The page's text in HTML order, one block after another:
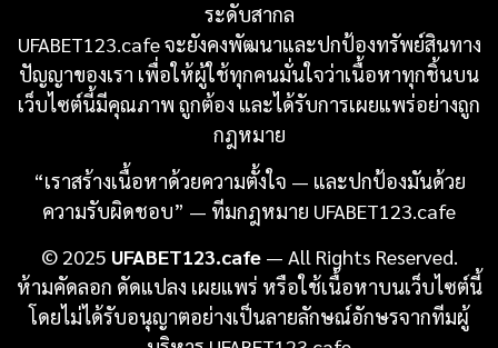
ระดับสากล
UFABET123.cafe จะยังคงพัฒนาและปกป้องทรัพย์สินทาง
ปัญญาของเรา เพื่อให้ผู้ใช้ทุกคนมั่นใจว่าเนื้อหาทุกชิ้นบน
เว็บไซต์นี้มีคุณภาพ ถูกต้อง และได้รับการเผยแพร่อย่างถูก
กฎหมาย
“เราสร้างเนื้อหาด้วยความตั้งใจ — และปกป้องมันด้วย
ความรับผิดชอบ” — ทีมกฎหมาย UFABET123.cafe
© 2025 UFABET123.cafe— All Rights Reserved.
ห้ามคัดลอก ดัดแปลง เผยแพร่ หรือใช้เนื้อหาบนเว็บไซต์นี้
โดยไม่ได้รับอนุญาตอย่างเป็นลายลักษณ์อักษรจากทีมผู้